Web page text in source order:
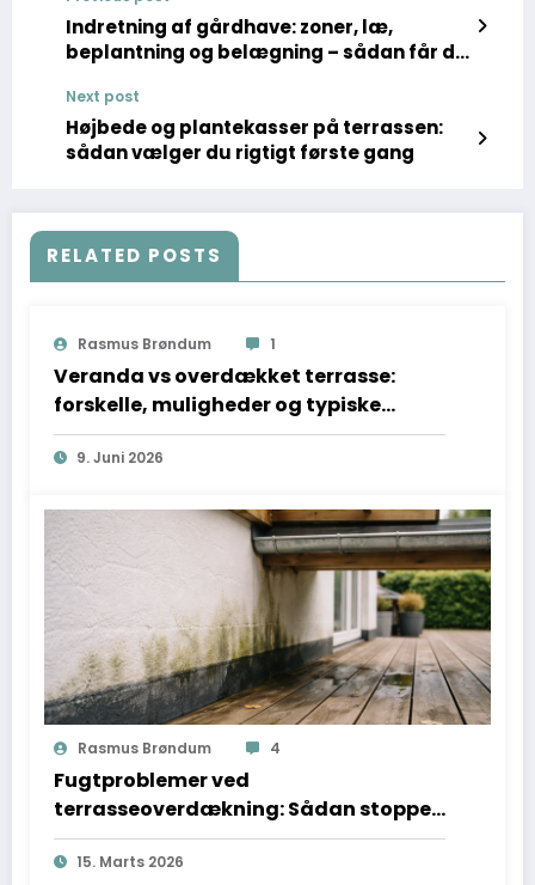
Indretning af gårdhave: zoner, læ,
beplantning og belægning – sådan får du
Next post
Højbede og plantekasser på terrassen:
sådan vælger du rigtigt første gang
RELATED POSTS
Rasmus Brøndum 1
Veranda vs overdækket terrasse:
forskelle, muligheder og typiske
løsninger
9. Juni 2026
Rasmus Brøndum 4
Fugtproblemer ved
terrasseoverdækning: Sådan stopper
du dem i tide
15. Marts 2026